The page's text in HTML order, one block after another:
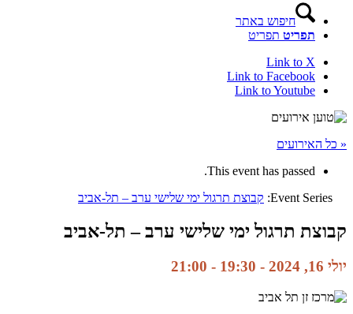
חיפוש באתר
תפריט תפריט
Link to X
Link to Facebook
Link to Youtube
« כל האירועים
This event has passed.
Event Series: קבוצת תרגול ימי שלישי ערב – תל-אביב
קבוצת תרגול ימי שלישי ערב – תל-אביב
יולי 16, 2024 - 19:30 -
21:00